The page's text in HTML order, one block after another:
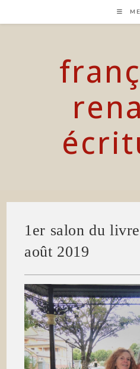
content
1er salon du
août 2019